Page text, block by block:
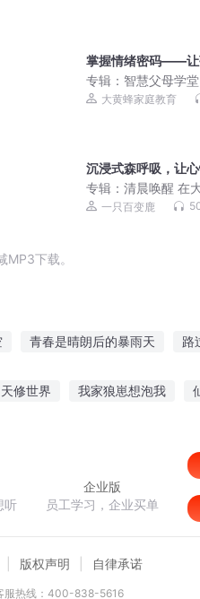
掌握情绪密码——让
专辑： 智慧父母学堂
大黄蜂家庭教育
沉浸式森呼吸，让
专辑：清晨唤醒 在
治愈 白噪音ASMR
一只百变鹿
下载。
青春是晴朗后的暴雨天 路
天修世界 我家狼崽想泡我
听
企业版
员工学习，企业买单
版权声明 自律承诺
服热线：400-838-5616